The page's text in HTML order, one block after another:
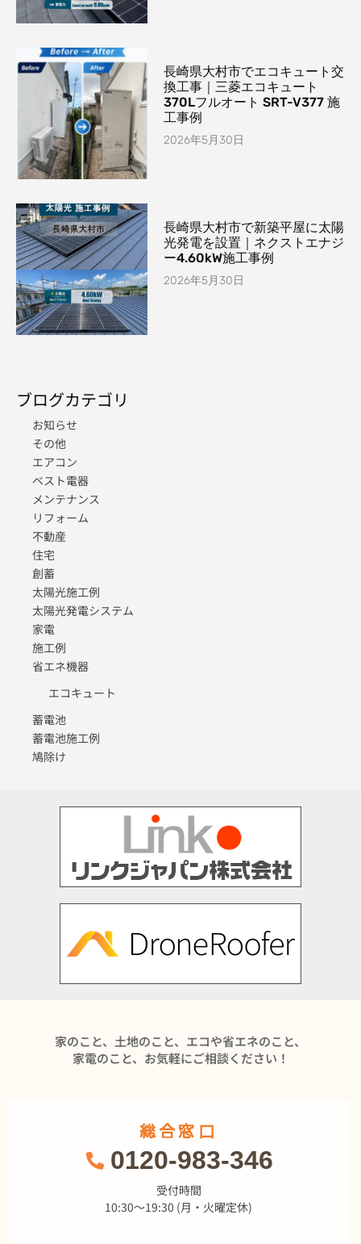
長崎県大村市でエコキュート交
換工事｜三菱エコキュート
370Lフルオート SRT-V377 施
工事例
2026年5月30日
長崎県大村市で新築平屋に太陽
光発電を設置｜ネクストエナジ
ー4.60kW施工事例
2026年5月30日
ブログカテゴリ
お知らせ
その他
エアコン
ベスト電器
メンテナンス
リフォーム
不動産
住宅
創蓄
太陽光施工例
太陽光発電システム
家電
施工例
省エネ機器
エコキュート
蓄電池
蓄電池施工例
鳩除け
家のこと、土地のこと、エコや省エネのこと、
家電のこと、お気軽にご相談ください！
総合窓口
0120-983-346
受付時間
10:30～19:30 (月・火曜定休)